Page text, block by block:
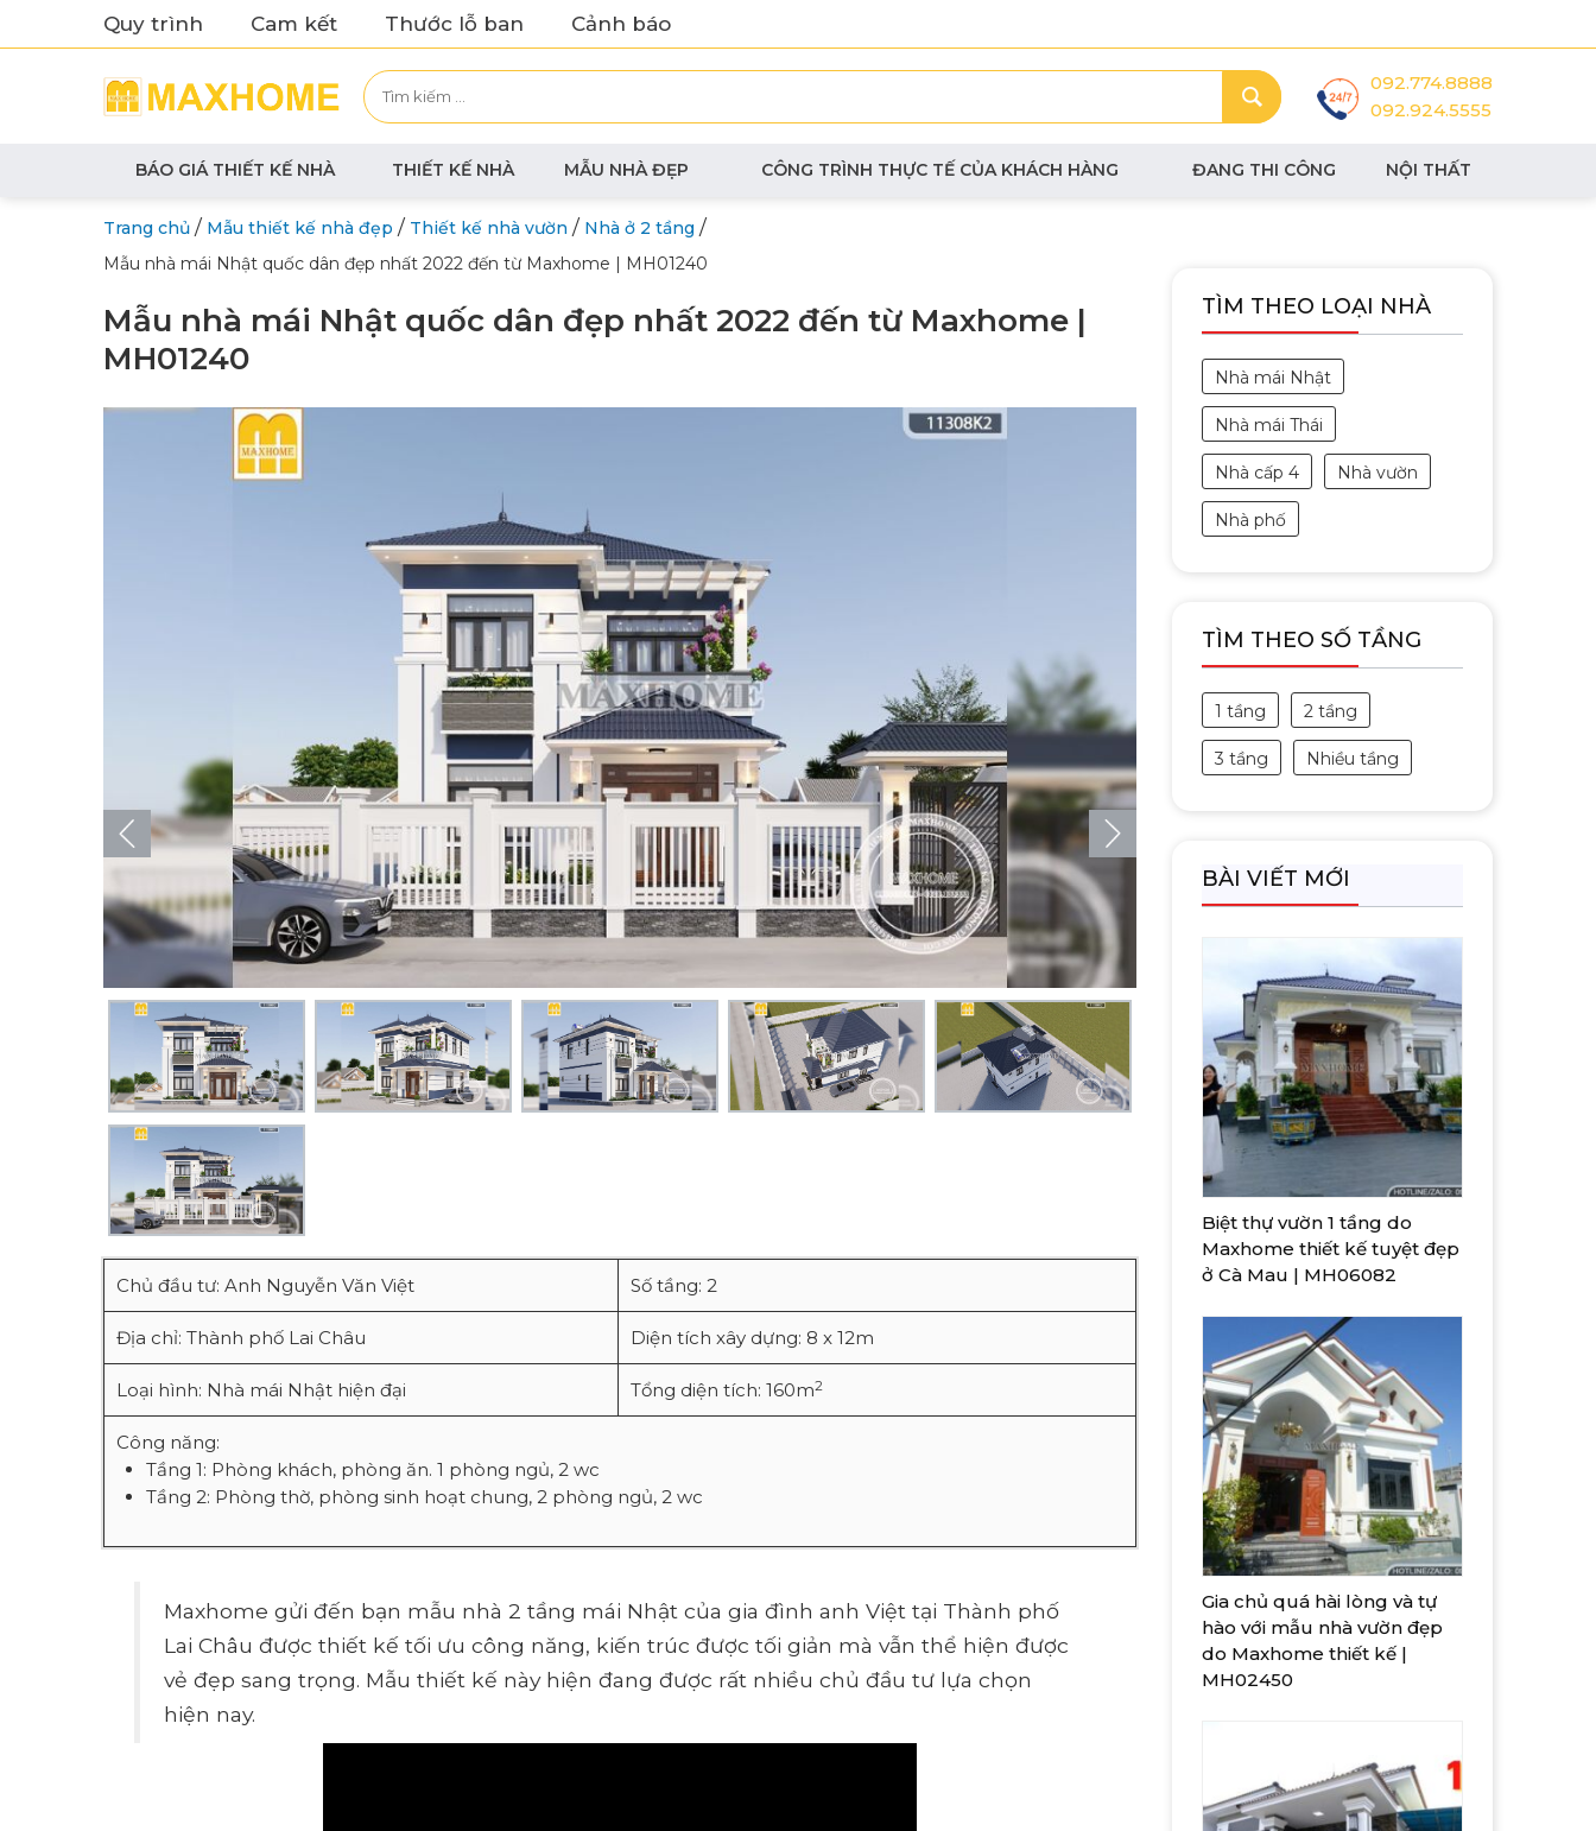
Quy trình Cam kết Thước lỗ ban Cảnh báo
092.774.8888
092.924.5555
BÁO GIÁ THIẾT KẾ NHÀ THIẾT KẾ NHÀ MẪU NHÀ ĐẸP CÔNG TRÌNH THỰC TẾ CỦA KHÁCH HÀNG ĐANG THI CÔNG NỘI THẤT
Trang chủ / Mẫu thiết kế nhà đẹp / Thiết kế nhà vườn / Nhà ở 2 tầng /
Mẫu nhà mái Nhật quốc dân đẹp nhất 2022 đến từ Maxhome | MH01240
Mẫu nhà mái Nhật quốc dân đẹp nhất 2022 đến từ Maxhome |
MH01240
Chủ đầu tư: Anh Nguyễn Văn Việt Số tầng: 2
Địa chỉ: Thành phố Lai Châu Diện tích xây dựng: 8 x 12m
Loại hình: Nhà mái Nhật hiện đại Tổng diện tích: 160m2
Công năng:
Tầng 1: Phòng khách, phòng ăn. 1 phòng ngủ, 2 wc
Tầng 2: Phòng thờ, phòng sinh hoạt chung, 2 phòng ngủ, 2 wc
Maxhome gửi đến bạn mẫu nhà 2 tầng mái Nhật của gia đình anh Việt tại Thành phố
Lai Châu được thiết kế tối ưu công năng, kiến trúc được tối giản mà vẫn thể hiện được
vẻ đẹp sang trọng. Mẫu thiết kế này hiện đang được rất nhiều chủ đầu tư lựa chọn
hiện nay.
TÌM THEO LOẠI NHÀ
Nhà mái Nhật
Nhà mái Thái
Nhà cấp 4 Nhà vườn
Nhà phố
TÌM THEO SỐ TẦNG
1 tầng 2 tầng
3 tầng Nhiều tầng
BÀI VIẾT MỚI
Biệt thự vườn 1 tầng do
Maxhome thiết kế tuyệt đẹp
ở Cà Mau | MH06082
Gia chủ quá hài lòng và tự
hào với mẫu nhà vườn đẹp
do Maxhome thiết kế |
MH02450